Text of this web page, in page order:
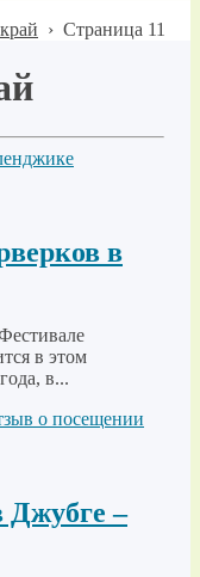
› Страница 11
в
в этом
в...
Джубге –